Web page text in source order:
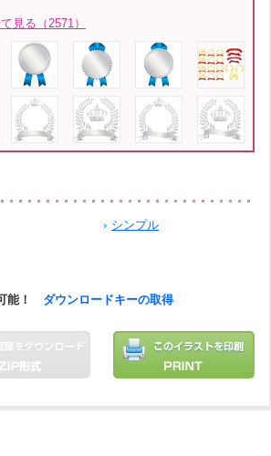
見る（2571）
シンプル
能！ ダウンロードキーの取得